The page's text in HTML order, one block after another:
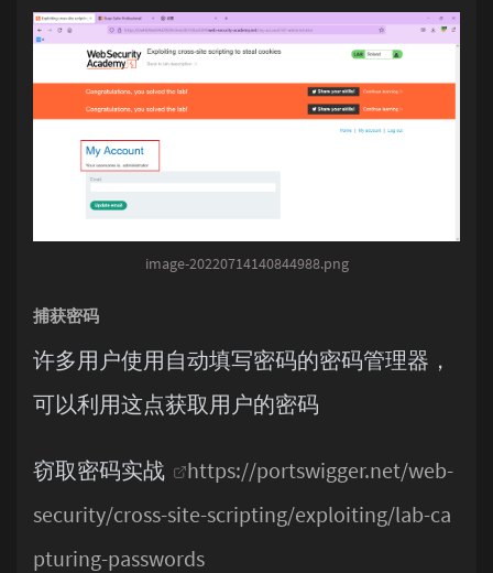
image-20220714140844988.png
捕获密码
许多用户使用自动填写密码的密码管理器，
可以利用这点获取用户的密码
窃取密码实战
https://portswigger.net/web-
security/cross-site-scripting/exploiting/lab-ca
pturing-passwords